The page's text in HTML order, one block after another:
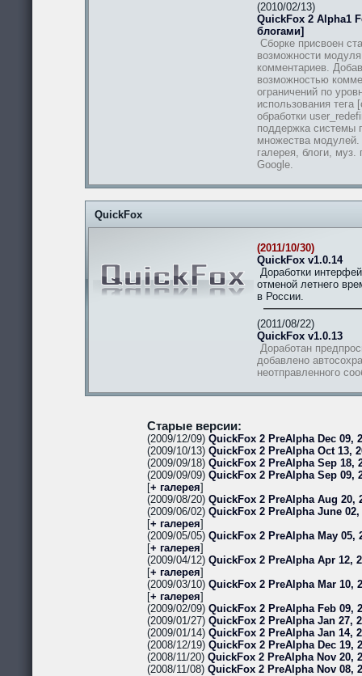
(2010/02/13)
QuickFox 2 Alpha1
блогами]
Сборке присвоен
возможности
комментариев.
возможностью
ограничений по
использования тега
обработки
поддержка системы
множества
галерея, блоги, муз.
Google.
QuickFox
(2011/10/30)
QuickFox v1.0.14
Доработки
отменой летнего
в России.
(2011/08/22)
QuickFox v1.0.13
Доработан
добавлено
неотправленного
Старые версии:
(2009/12/09) QuickFox 2 PreAlpha Dec 09,
(2009/10/13) QuickFox 2 PreAlpha Oct 13,
(2009/09/18) QuickFox 2 PreAlpha Sep 18,
(2009/09/09) QuickFox 2 PreAlpha Sep 09,
[+ галерея]
(2009/08/20) QuickFox 2 PreAlpha Aug 20,
(2009/06/02) QuickFox 2 PreAlpha June 02,
[+ галерея]
(2009/05/05) QuickFox 2 PreAlpha May 05,
[+ галерея]
(2009/04/12) QuickFox 2 PreAlpha Apr 12,
[+ галерея]
(2009/03/10) QuickFox 2 PreAlpha Mar 10,
[+ галерея]
(2009/02/09) QuickFox 2 PreAlpha Feb 09,
(2009/01/27) QuickFox 2 PreAlpha Jan 27,
(2009/01/14) QuickFox 2 PreAlpha Jan 14,
(2008/12/19) QuickFox 2 PreAlpha Dec 19,
(2008/11/20) QuickFox 2 PreAlpha Nov 20,
(2008/11/08) QuickFox 2 PreAlpha Nov 08,